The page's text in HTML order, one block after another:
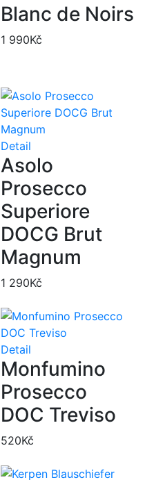
Blanc de Noirs
1 990Kč
Detail
Asolo
Prosecco
Superiore
DOCG Brut
Magnum
1 290Kč
Detail
Monfumino
Prosecco
DOC Treviso
520Kč